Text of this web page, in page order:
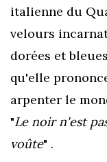
italienne du
velours
dorées et
qu'elle
arpenter le
"Le noir n'est
voûte" .